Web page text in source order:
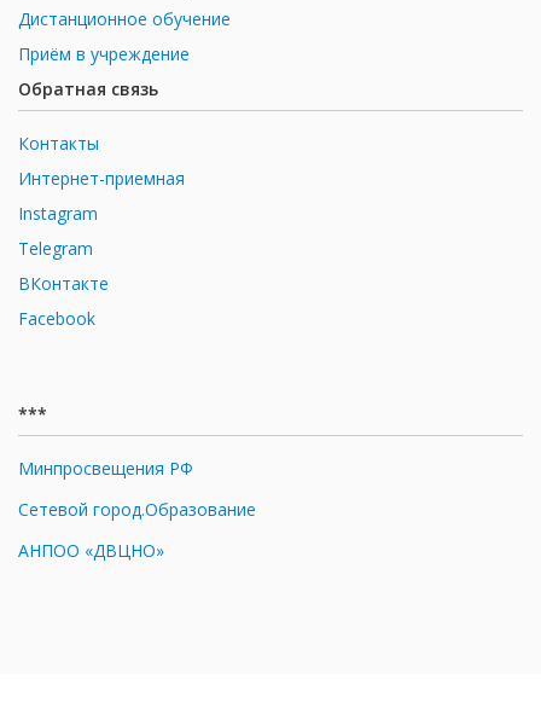
Дистанционное обучение
Приём в учреждение
Обратная связь
Контакты
Интернет-приемная
Instagram
Telegram
ВКонтакте
Facebook
***
Минпросвещения РФ
Сетевой город.Образование
АНПОО «ДВЦНО»